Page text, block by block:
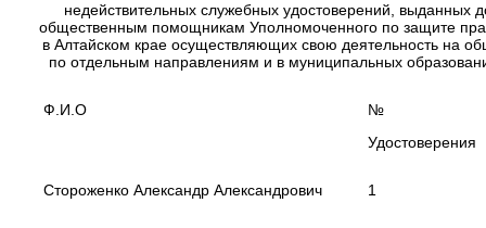
недействительных служебных удостоверений, выданных
общественным помощникам Уполномоченного по защите
в Алтайском крае осуществляющих свою деятельность на
по отдельным направлениям и в муниципальных
Ф.И.О
№
Удостоверения
Стороженко Александр Александрович 1